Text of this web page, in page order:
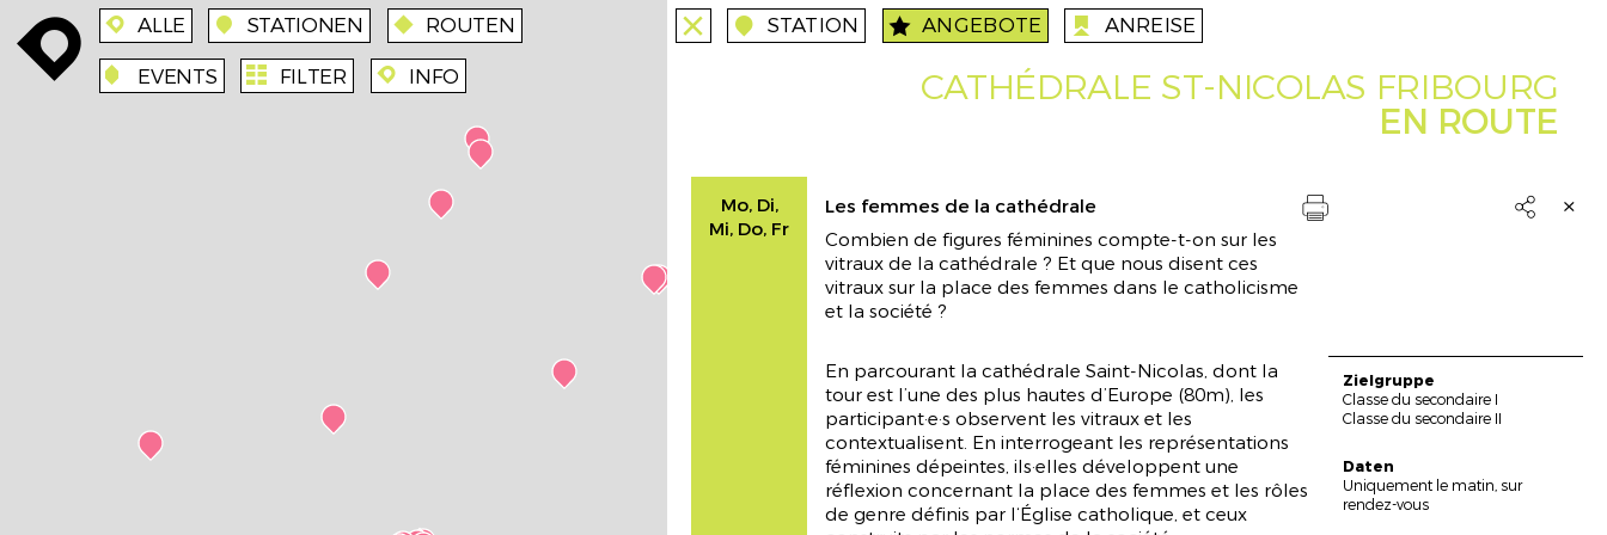
enroute enroute ALLE station STATIONEN route ROUTEN
event EVENTS agenda FILTER enroute INFO
close
Erlebnisstationen
Vous avez dit musulman·e ?
Mo, Di, Mi, Do
Que savez-vous des musulman·e·s de Suisse
? A votre avis, combien de façons d‘être
musulman·e existe-t-il ?
close station STATION angebote ANGEBOTE anreise ANREISE
CATHÉDRALE ST-NICOLAS FRIBOURG
EN ROUTE
Mo, Di,
Mi, Do, Fr
Les femmes de la cathédrale 
Combien de figures féminines compte-t-on sur les
vitraux de la cathédrale ? Et que nous disent ces
vitraux sur la place des femmes dans le catholicisme
et la société ?
En parcourant la cathédrale Saint-Nicolas, dont la
tour est l’une des plus hautes d’Europe (80m), les
participant·e·s observent les vitraux et les
contextualisent. En interrogeant les représentations
féminines dépeintes, ils·elles développent une
réflexion concernant la place des femmes et les rôles
de genre définis par l‘Église catholique, et ceux
Zielgruppe
Classe du secondaire I
Classe du secondaire II
Daten
Uniquement le matin, sur
rendez-vous